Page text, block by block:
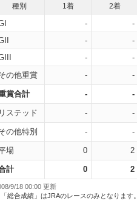
種別 1着 2着
- -
- -
- -
の他重賞
- -
賞合計 - -
リステッド - -
の他特別 - -
場 0 2
計 0 2
9/18 00:00 更新
総合成績」はJRAのレースのみとなります。